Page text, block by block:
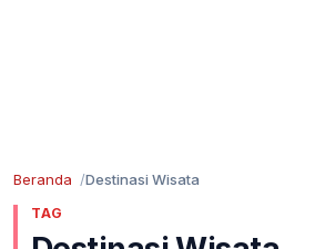
Beranda Destinasi Wisata
TAG